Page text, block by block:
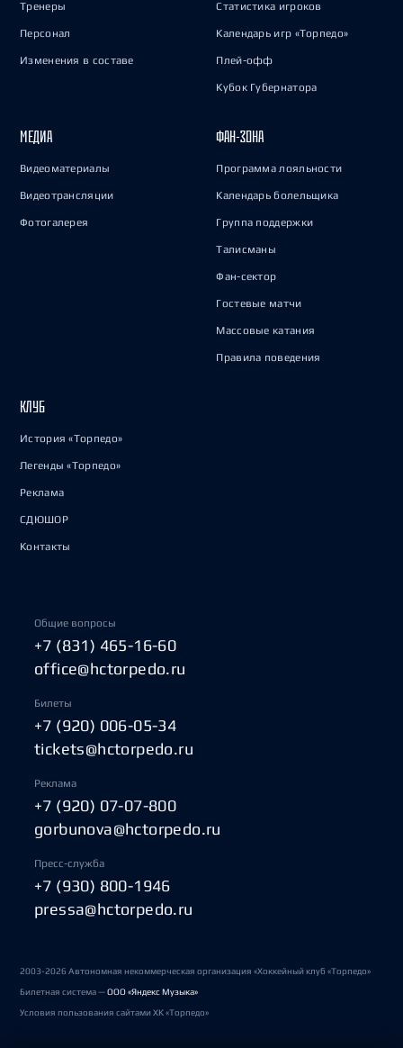
Тренеры
Персонал
Изменения в составе
Статистика игроков
Календарь игр «Торпедо»
Плей-офф
Кубок Губернатора
МЕДИА
Видеоматериалы
Видеотрансляции
Фотогалерея
ФАН-ЗОНА
Программа лояльности
Календарь болельщика
Группа поддержки
Талисманы
Фан-сектор
Гостевые матчи
Массовые катания
Правила поведения
КЛУБ
История «Торпедо»
Легенды «Торпедо»
Реклама
СДЮШОР
Контакты
Общие вопросы
+7 (831) 465-16-60
office@hctorpedo.ru
Билеты
+7 (920) 006-05-34
tickets@hctorpedo.ru
Реклама
+7 (920) 07-07-800
gorbunova@hctorpedo.ru
Пресс-служба
+7 (930) 800-1946
pressa@hctorpedo.ru
2003-2026 Автономная некоммерческая организация «Хоккейный клуб «Торпедо»
Билетная система —ООО «Яндекс Музыка»
Условия пользования сайтами ХК «Торпедо»